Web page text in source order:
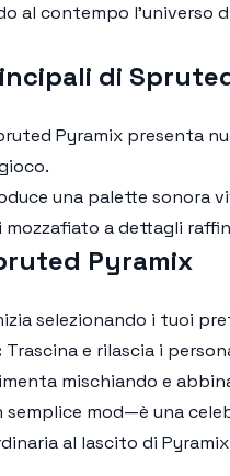
al contempo l'universo
di
Pyramix presenta
una palette sonora
mozzafiato a dettagli
Pyramix
selezionando i tuoi
Trascina e rilascia i
mischiando e
semplice mod—è una
al lascito di